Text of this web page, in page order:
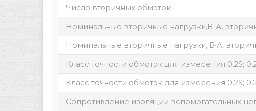
Число вторичных обмоток
Номинальные вторичные нагрузки,В-А,
Номинальные вторичные нагрузки, В•А,
Класс точности обмоток для измерения 0,2S;
Класс точности обмоток для измерения 0,2S;
Сопротивление изоляции вспомогательных